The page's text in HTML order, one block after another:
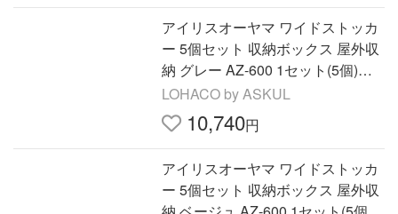
アイリスオーヤマ ワイドストッカ
ー 5個セット 収納ボックス 屋外収
納 グレー AZ-600 1セット(5個)
（直送品）
LOHACO by ASKUL
10,740円
アイリスオーヤマ ワイドストッカ
ー 5個セット 収納ボックス 屋外収